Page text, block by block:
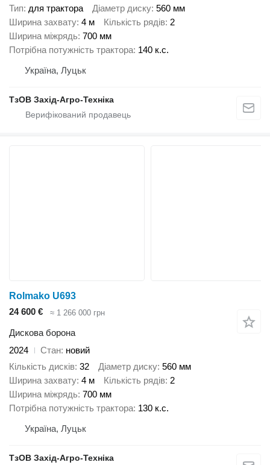
Тип для трактора Діаметр диску 560 мм
Ширина захвату 4 м Кількість рядів 2
Ширина міжрядь 700 мм
Потрібна потужність трактора 140 к.с.
Україна, Луцьк
ТзОВ Захід-Агро-Техніка
Rolmako U693
24 600 €
≈ 1 266 000 грн
Дискова борона
2024
Стан новий
Кількість дисків 32 Діаметр диску 560 мм
Ширина захвату 4 м Кількість рядів 2
Ширина міжрядь 700 мм
Потрібна потужність трактора 130 к.с.
Україна, Луцьк
ТзОВ Захід-Агро-Техніка